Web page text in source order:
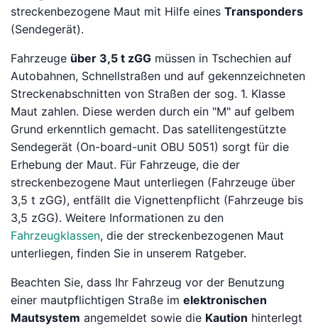
streckenbezogene Maut mit Hilfe eines Transponders
(Sendegerät).
Fahrzeuge über 3,5 t zGG müssen in Tschechien auf
Autobahnen, Schnellstraßen und auf gekennzeichneten
Streckenabschnitten von Straßen der sog. 1. Klasse
Maut zahlen. Diese werden durch ein "M" auf gelbem
Grund erkenntlich gemacht. Das satellitengestützte
Sendegerät (On-board-unit OBU 5051) sorgt für die
Erhebung der Maut. Für Fahrzeuge, die der
streckenbezogene Maut unterliegen (Fahrzeuge über
3,5 t zGG), entfällt die Vignettenpflicht (Fahrzeuge bis
3,5 zGG). Weitere Informationen zu den
Fahrzeugklassen, die der streckenbezogenen Maut
unterliegen, finden Sie in unserem Ratgeber.
Beachten Sie, dass Ihr Fahrzeug vor der Benutzung
einer mautpflichtigen Straße im elektronischen
Mautsystem angemeldet sowie die Kaution hinterlegt